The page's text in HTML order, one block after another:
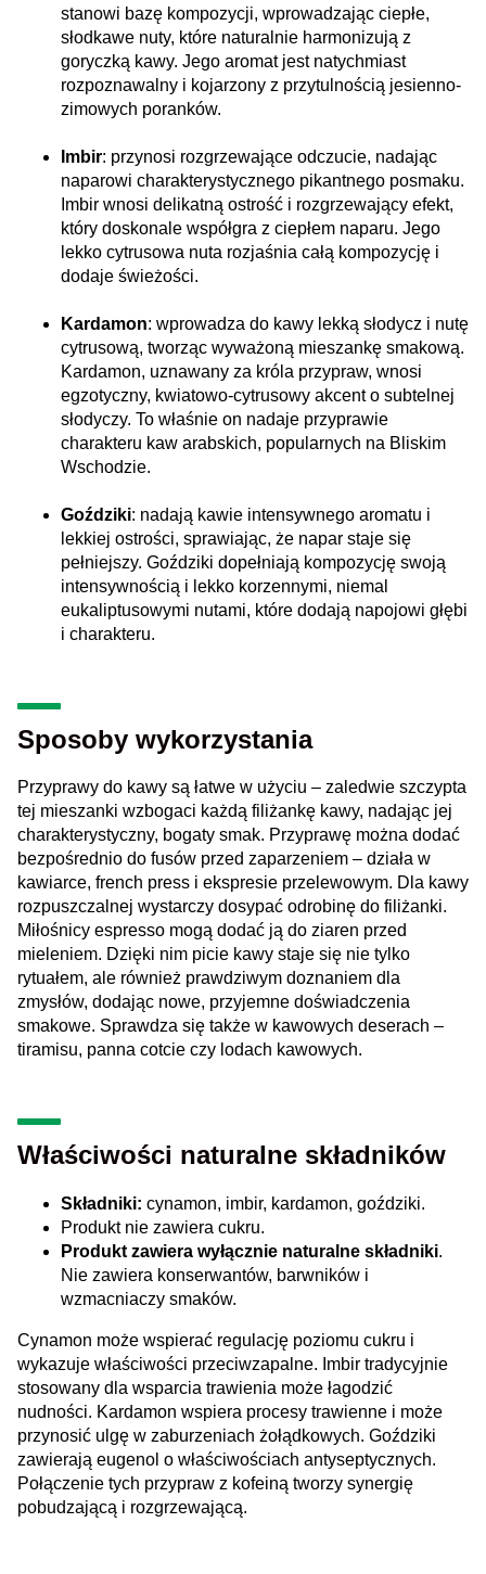
stanowi bazę kompozycji, wprowadzając ciepłe,
słodkawe nuty, które naturalnie harmonizują z
goryczką kawy. Jego aromat jest natychmiast
rozpoznawalny i kojarzony z przytulnością jesienno-
zimowych poranków.
Imbir: przynosi rozgrzewające odczucie, nadając
naparowi charakterystycznego pikantnego posmaku.
Imbir wnosi delikatną ostrość i rozgrzewający efekt,
który doskonale współgra z ciepłem naparu. Jego
lekko cytrusowa nuta rozjaśnia całą kompozycję i
dodaje świeżości.
Kardamon: wprowadza do kawy lekką słodycz i nutę
cytrusową, tworząc wyważoną mieszankę smakową.
Kardamon, uznawany za króla przypraw, wnosi
egzotyczny, kwiatowo-cytrusowy akcent o subtelnej
słodyczy. To właśnie on nadaje przyprawie
charakteru kaw arabskich, popularnych na Bliskim
Wschodzie.
Goździki: nadają kawie intensywnego aromatu i
lekkiej ostrości, sprawiając, że napar staje się
pełniejszy. Goździki dopełniają kompozycję swoją
intensywnością i lekko korzennymi, niemal
eukaliptusowymi nutami, które dodają napojowi głębi
i charakteru.
Sposoby wykorzystania
Przyprawy do kawy są łatwe w użyciu – zaledwie szczypta
tej mieszanki wzbogaci każdą filiżankę kawy, nadając jej
charakterystyczny, bogaty smak. Przyprawę można dodać
bezpośrednio do fusów przed zaparzeniem – działa w
kawiarce, french press i ekspresie przelewowym. Dla kawy
rozpuszczalnej wystarczy dosypać odrobinę do filiżanki.
Miłośnicy espresso mogą dodać ją do ziaren przed
mieleniem. Dzięki nim picie kawy staje się nie tylko
rytuałem, ale również prawdziwym doznaniem dla
zmysłów, dodając nowe, przyjemne doświadczenia
smakowe. Sprawdza się także w kawowych deserach –
tiramisu, panna cotcie czy lodach kawowych.
Właściwości naturalne składników
Składniki: cynamon, imbir, kardamon, goździki.
Produkt nie zawiera cukru.
Produkt zawiera wyłącznie naturalne składniki.
Nie zawiera konserwantów, barwników i
wzmacniaczy smaków.
Cynamon może wspierać regulację poziomu cukru i
wykazuje właściwości przeciwzapalne. Imbir tradycyjnie
stosowany dla wsparcia trawienia może łagodzić
nudności. Kardamon wspiera procesy trawienne i może
przynosić ulgę w zaburzeniach żołądkowych. Goździki
zawierają eugenol o właściwościach antyseptycznych.
Połączenie tych przypraw z kofeiną tworzy synergię
pobudzającą i rozgrzewającą.